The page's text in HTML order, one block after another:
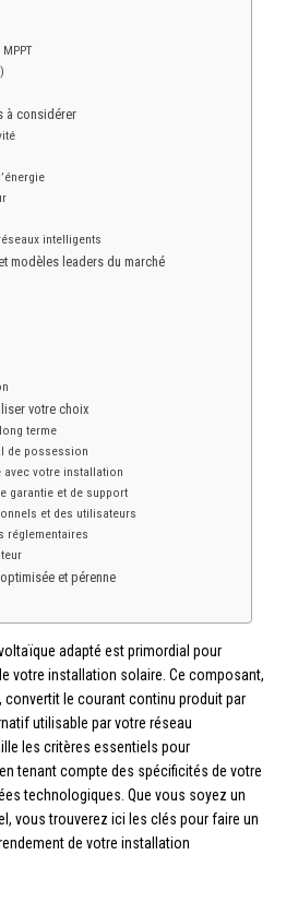
à considérer
intelligents
modèles leaders du marché
votre choix
terme
de possession
votre installation
garantie et de support
et des utilisateurs
réglementaires
et pérenne
adapté est primordial pour
votre installation solaire. Ce composant,
convertit le courant continu produit par
utilisable par votre réseau
les critères essentiels pour
tenant compte des spécificités de votre
technologiques. Que vous soyez un
vous trouverez ici les clés pour faire un
de votre installation